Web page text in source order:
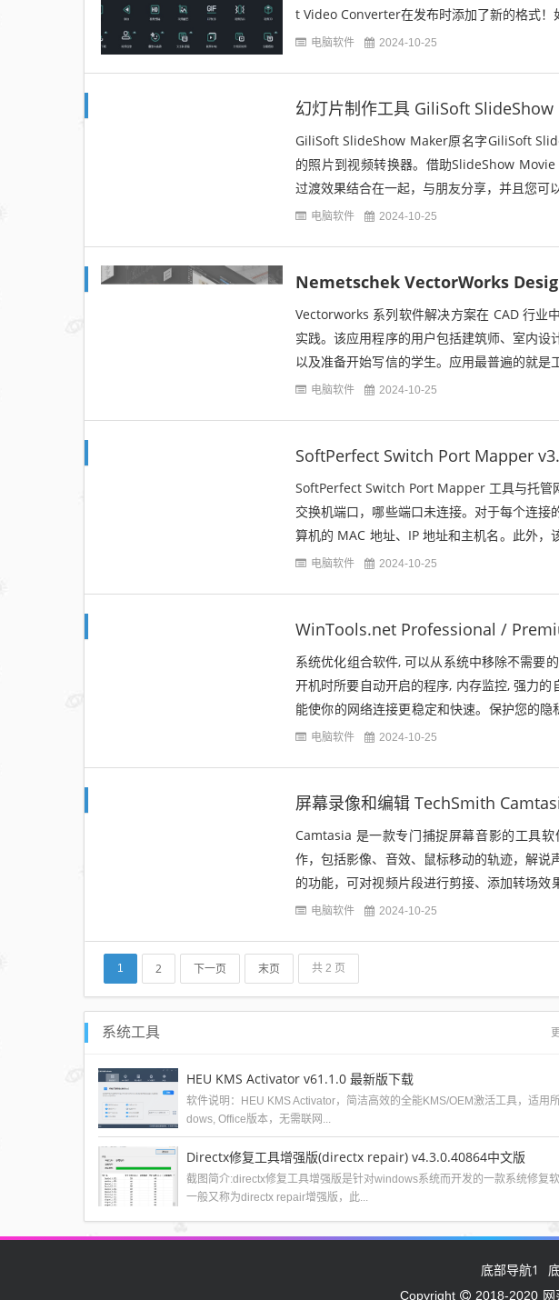
t Video Converter在发布时添加了新的格式
电脑软件 2024-10-25
幻灯片制作工具 GiliSoft
GiliSoft SlideShow Maker原名字GiliSoft
的照片到视频转换器。借助SlideShow
过渡效果结合在一起，与朋友分享，并且您可
电脑软件 2024-10-25
Nemetschek VectorWorks
Vectorworks 系列软件解决方案在 CAD 行业
实践。该应用程序的用户包括建筑师、室内设
以及准备开始写信的学生。应用最普遍的就
个二维和三维建模，旨在使学习环境变得简...
电脑软件 2024-10-25
SoftPerfect Switch Port Mapper
SoftPerfect Switch Port Mapper 工具与托管
交换机端口，哪些端口未连接。对于每个连
算机的 MAC 地址、IP 地址和主机名。此外
口速度、设备类...
电脑软件 2024-10-25
WinTools.net Professional /
系统优化组合软件, 可以从系统中移除不需要
开机时所要自动开启的程序, 内存监控, 强力
能使你的网络连接更稳定和快速。保护您的
WinTools...
电脑软件 2024-10-25
屏幕录像和编辑 TechSmith
Camtasia 是一款专门捕捉屏幕音影的工具
作，包括影像、音效、鼠标移动的轨迹，解
的功能，可对视频片段进行剪接、添加转场效
格式，还可输出为RM、WMV及MOV格式，...
电脑软件 2024-10-25
1 2 下一页 末页 共 2 页
系统工具
HEU KMS Activator v61.1.0 最新版下载
软件说明：HEU KMS Activator，简洁高效的全能KMS/OEM激活工具，适用
dows, Office版本，无需联网...
Directx修复工具增强版(directx repair) v4.3.0.40864中文版
截图简介:directx修复工具增强版是针对windows系统而开发的一款系统修复软
一般又称为directx repair增强版，此...
底部导航1
Copyright 2018-2020 网